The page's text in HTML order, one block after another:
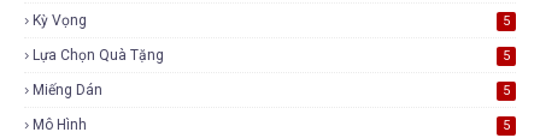
Kỳ Vọng 5
Lựa Chọn Quà Tặng 5
Miếng Dán 5
Mô Hình 5